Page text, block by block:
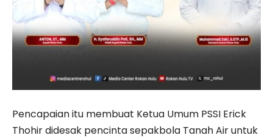
Pencapaian itu membuat Ketua Umum PSSI Erick
Thohir didesak pencinta sepakbola Tanah Air untuk